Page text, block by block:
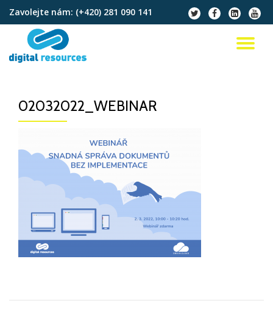
Přeskočit
obsah
Zavolejte nám: (+420) 281 090 141
fa-
twitter
fa-
facebook
fa-
linkedin-
square
fa-
02032022_WEBINAR